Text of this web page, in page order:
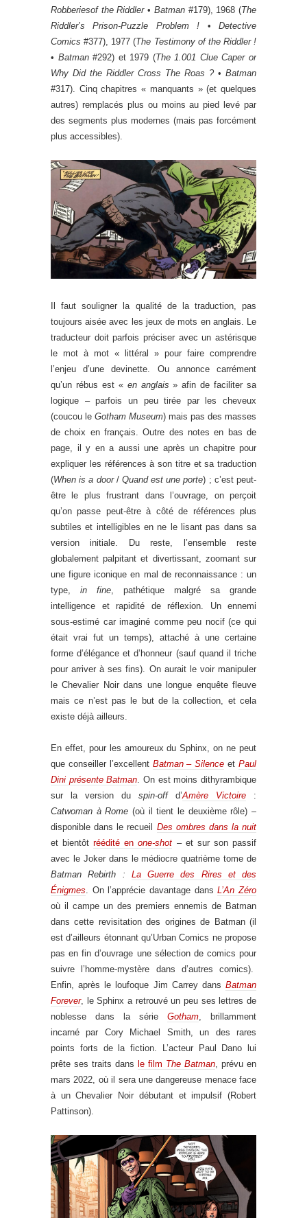
Robberiesof the Riddler• Batman#179), 1968 (The
Riddler’s Prison-Puzzle Problem ! •Detective
Comics #377), 1977 (The Testimony of the Riddler !
• Batman#292) et 1979 (The 1.001 Clue Caper or
Why Did the Riddler Cross The Roas ?• Batman
#317). Cinq chapitres « manquants » (et quelques
autres) remplacés plus ou moins au pied levé par
des segments plus modernes (mais pas forcément
plus accessibles).
Il faut souligner la qualité de la traduction, pas
toujours aisée avec les jeux de mots en anglais. Le
traducteur doit parfois préciser avec un astérisque
le mot à mot « littéral » pour faire comprendre
l’enjeu d’une devinette. Ou annonce carrément
qu’un rébus est « en anglais » afin de faciliter sa
logique – parfois un peu tirée par les cheveux
(coucou le Gotham Museum) mais pas des masses
de choix en français. Outre des notes en bas de
page, il y en a aussi une après un chapitre pour
expliquer les références à son titre et sa traduction
(When is a door/ Quand est une porte) ; c’est peut-
être le plus frustrant dans l’ouvrage, on perçoit
qu’on passe peut-être à côté de références plus
subtiles et intelligibles en ne le lisant pas dans sa
version initiale. Du reste, l’ensemble reste
globalement palpitant et divertissant, zoomant sur
une figure iconique en mal de reconnaissance : un
type, in fine, pathétique malgré sa grande
intelligence et rapidité de réflexion. Un ennemi
sous-estimé car imaginé comme peu nocif (ce qui
était vrai fut un temps), attaché à une certaine
forme d’élégance et d’honneur (sauf quand il triche
pour arriver à ses fins). On aurait le voir manipuler
le Chevalier Noir dans une longue enquête fleuve
mais ce n’est pas le but de la collection, et cela
existe déjà ailleurs.
En effet, pour les amoureux du Sphinx, on ne peut
que conseiller l’excellent Batman – Silence etPaul
Dini présente Batman. On est moins dithyrambique
sur la version du spin-offd’Amère Victoire :
Catwoman à Rome (où il tient le deuxième rôle) –
disponible dans le recueil Des ombres dans la nuit
et bientôtréédité enone-shot – et sur son passif
avec le Joker dans le médiocre quatrième tome de
Batman Rebirth : La Guerre des Rires et des
Énigmes. On l’apprécie davantage dansL’An Zéro
où il campe un des premiers ennemis de Batman
dans cette revisitation des origines de Batman (il
est d’ailleurs étonnant qu’Urban Comics ne propose
pas en fin d’ouvrage une sélection de comics pour
suivre l’homme-mystère dans d’autres comics).
Enfin, après le loufoque Jim Carrey dans Batman
Forever, le Sphinx a retrouvé un peu ses lettres de
noblesse dans la série Gotham, brillamment
incarné par Cory Michael Smith, un des rares
points forts de la fiction. L’acteur Paul Dano lui
prête ses traits dans le film The Batman, prévu en
mars 2022, où il sera une dangereuse menace face
à un Chevalier Noir débutant et impulsif (Robert
Pattinson).